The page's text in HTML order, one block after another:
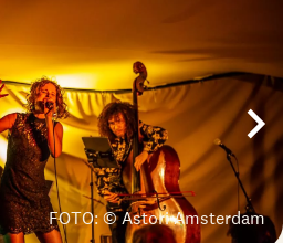
FOTO: © Astori Amsterdam